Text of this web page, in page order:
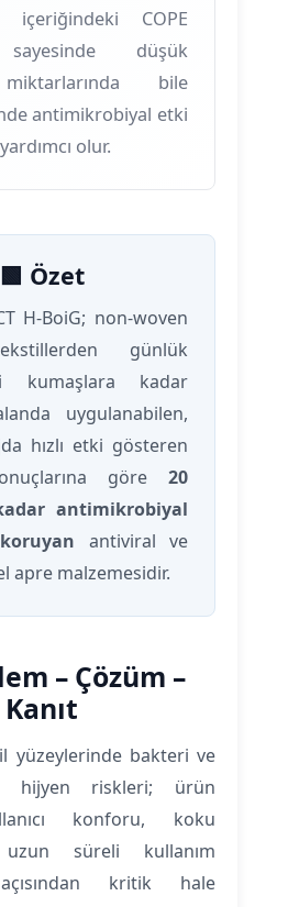
COPE
sayesinde düşük
bile
antimikrobiyal etki
olur.
🟩 Özet
H-BoiG; non-woven
günlük
kumaşlara kadar
uygulanabilen,
hızlı etki gösteren
göre20
antimikrobiyal
antiviral ve
apre malzemesidir.
– Çözüm –
Kanıt
yüzeylerinde bakteri ve
hijyen riskleri; ürün
konforu, koku
süreli kullanım
kritik hale